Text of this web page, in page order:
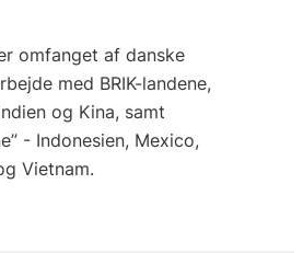
omfanget af danske
med BRIK-landene,
og Kina, samt
- Indonesien, Mexico,
Vietnam.